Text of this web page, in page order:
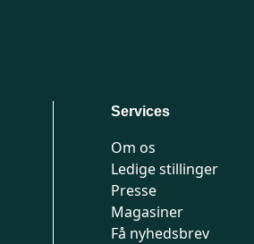
Services
Om os
Ledige stillinger
Presse
Magasiner
Få nyhedsbrev